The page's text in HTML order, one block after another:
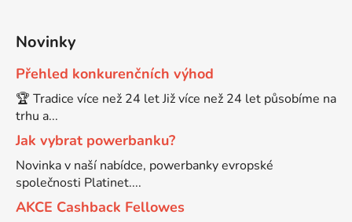
Novinky
Přehled konkurenčních výhod
🏆 Tradice více než 24 let Již více než 24 let působíme na
trhu a...
Jak vybrat powerbanku?
Novinka v naší nabídce, powerbanky evropské
společnosti Platinet....
AKCE Cashback Fellowes